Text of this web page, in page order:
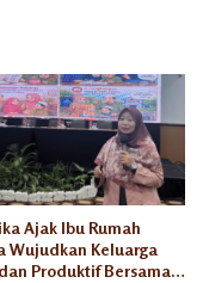
Ajak Ibu Rumah
Wujudkan Keluarga
Produktif Bersama